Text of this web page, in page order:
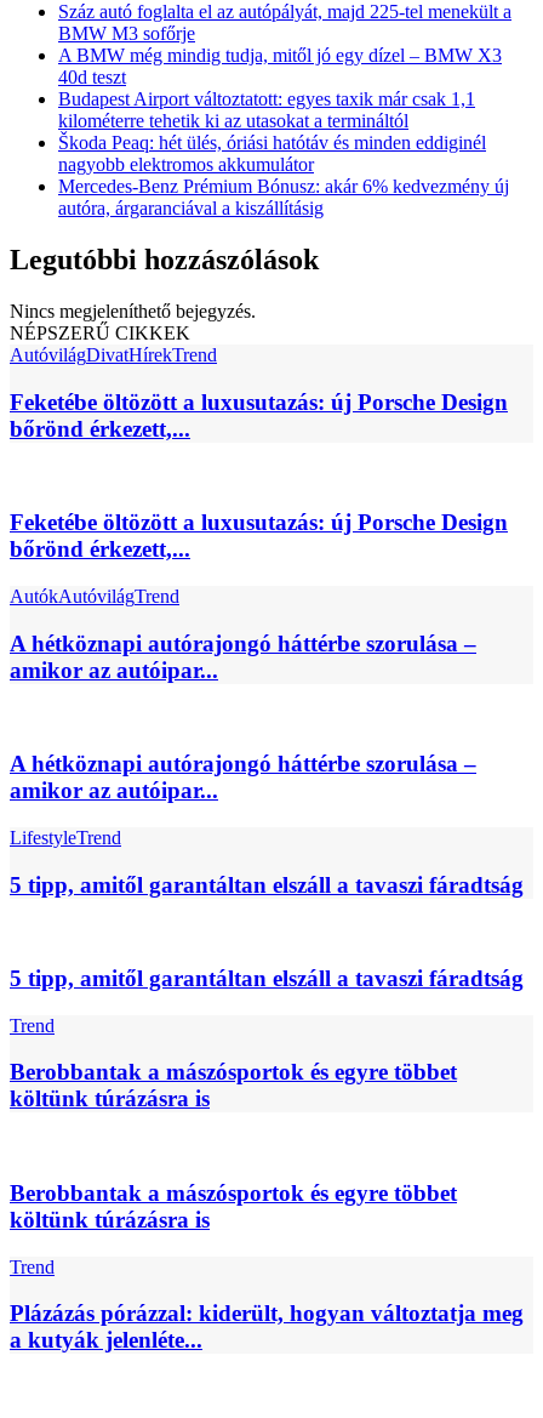
Száz autó foglalta el az autópályát, majd 225-tel menekült a
BMW M3 sofőrje
A BMW még mindig tudja, mitől jó egy dízel – BMW X3
40d teszt
Budapest Airport változtatott: egyes taxik már csak 1,1
kilométerre tehetik ki az utasokat a termináltól
Škoda Peaq: hét ülés, óriási hatótáv és minden eddiginél
nagyobb elektromos akkumulátor
Mercedes-Benz Prémium Bónusz: akár 6% kedvezmény új
autóra, árgaranciával a kiszállításig
Legutóbbi hozzászólások
Nincs megjeleníthető bejegyzés.
NÉPSZERŰ CIKKEK
AutóvilágDivatHírekTrend
Feketébe öltözött a luxusutazás: új Porsche Design
bőrönd érkezett,...
Feketébe öltözött a luxusutazás: új Porsche Design
bőrönd érkezett,...
AutókAutóvilágTrend
A hétköznapi autórajongó háttérbe szorulása –
amikor az autóipar...
A hétköznapi autórajongó háttérbe szorulása –
amikor az autóipar...
LifestyleTrend
5 tipp, amitől garantáltan elszáll a tavaszi fáradtság
5 tipp, amitől garantáltan elszáll a tavaszi fáradtság
Trend
Berobbantak a mászósportok és egyre többet
költünk túrázásra is
Berobbantak a mászósportok és egyre többet
költünk túrázásra is
Trend
Plázázás pórázzal: kiderült, hogyan változtatja meg
a kutyák jelenléte...